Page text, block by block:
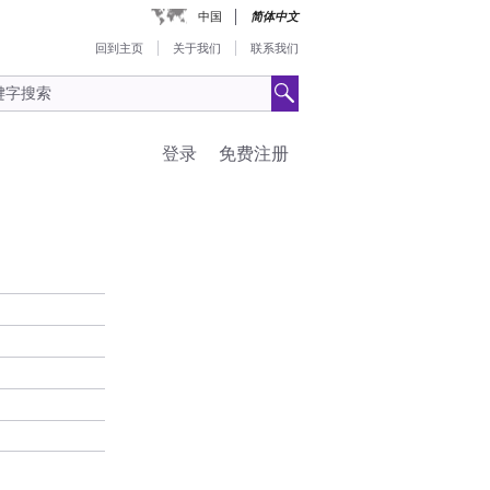
中国 简体中文
回到主页 关于我们 联系我们
免费注册
登录